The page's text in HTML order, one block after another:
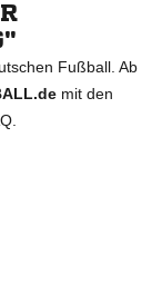
Fußball. Ab
mit den